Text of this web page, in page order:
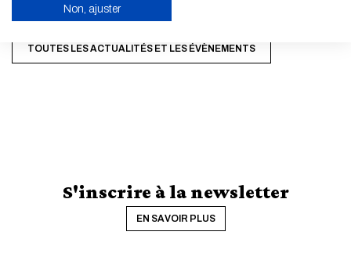
ACTIVER LE MODE ÉCO
monmaster.gouv
TOUTES LES ACTUALITÉS ET LES ÉVÈNEMENTS
S'inscrire à la newsletter
EN SAVOIR PLUS
Non, ajuster